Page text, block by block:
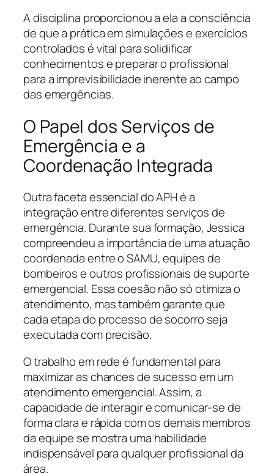
A disciplina proporcionou a ela a consciência
de que a prática em simulações e exercícios
controlados é vital para solidificar
conhecimentos e preparar o profissional
para a imprevisibilidade inerente ao campo
das emergências.
O Papel dos Serviços de
Emergência e a
Coordenação Integrada
Outra faceta essencial do APH é a
integração entre diferentes serviços de
emergência. Durante sua formação, Jessica
compreendeu a importância de uma atuação
coordenada entre o SAMU, equipes de
bombeiros e outros profissionais de suporte
emergencial. Essa coesão não só otimiza o
atendimento, mas também garante que
cada etapa do processo de socorro seja
executada com precisão.
O trabalho em rede é fundamental para
maximizar as chances de sucesso em um
atendimento emergencial. Assim, a
capacidade de interagir e comunicar-se de
forma clara e rápida com os demais membros
da equipe se mostra uma habilidade
indispensável para qualquer profissional da
área.